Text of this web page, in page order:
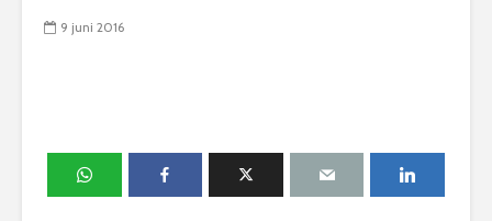
9 juni 2016